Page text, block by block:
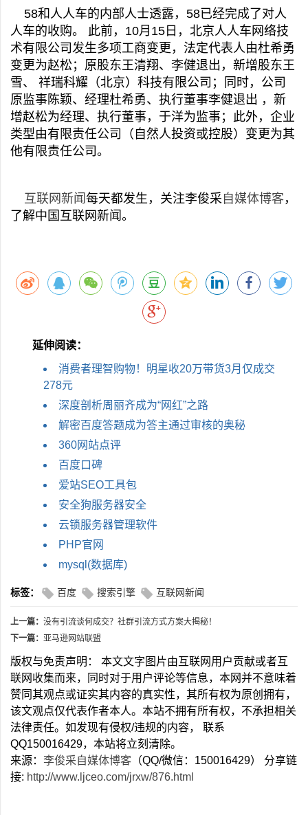
58和人人车的内部人士透露，58已经完成了对人
人车的收购。 此前，10月15日，北京人人车网络技
术有限公司发生多项工商变更，法定代表人由杜希勇
变更为赵松；原股东王清翔、李健退出，新增股东王
雪、 祥瑞科耀（北京）科技有限公司；同时，公司
原监事陈颖、经理杜希勇、执行董事李健退出 ，新
增赵松为经理、执行董事，于洋为监事；此外，企业
类型由有限责任公司（自然人投资或控股）变更为其
他有限责任公司。
互联网新闻 每天都发生，关注李俊采 自媒体博客 ，
了解中国互联网新闻。
延伸阅读：
消费者理智购物！明星收20万带货3月仅成交
278元
深度剖析周丽齐成为“网红”之路
解密百度答题成为答主通过审核的奥秘
360网站点评
百度口碑
爱站SEO工具包
安全狗服务器安全
云锁服务器管理软件
PHP官网
mysql(数据库)
标签： 百度 搜索引擎 互联网新闻
上一篇： 没有引流谈何成交？社群引流方式方案大揭秘！
下一篇： 亚马逊网站联盟
版权与免责声明： 本文文字图片由互联网用户贡献或者互
联网收集而来，同时对于用户评论等信息，本网并不意味着
赞同其观点或证实其内容的真实性，其所有权为原创拥有，
该文观点仅代表作者本人。本站不拥有所有权，不承担相关
法律责任。如发现有侵权/违规的内容， 联系
QQ150016429，本站将立刻清除。
来源： 李俊采自媒体博客 （QQ/微信：150016429） 分享链
接: http://www.ljceo.com/jrxw/876.html